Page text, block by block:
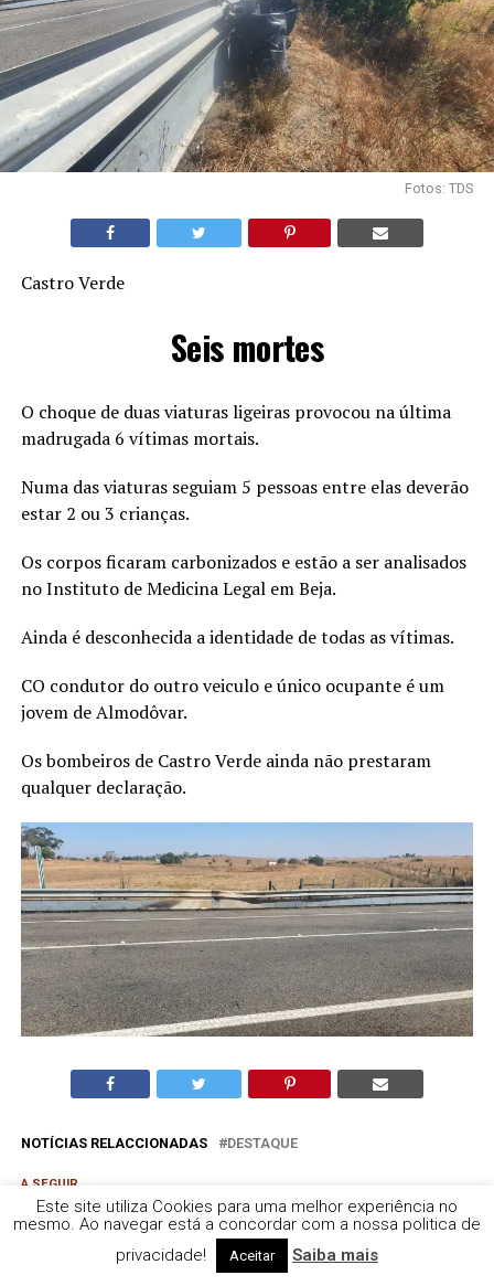
Fotos: TDS
Castro Verde
Seis mortes
O choque de duas viaturas ligeiras provocou na última
madrugada 6 vítimas mortais.
Numa das viaturas seguiam 5 pessoas entre elas deverão
estar 2 ou 3 crianças.
Os corpos ficaram carbonizados e estão a ser analisados
no Instituto de Medicina Legal em Beja.
Ainda é desconhecida a identidade de todas as vítimas.
CO condutor do outro veiculo e único ocupante é um
jovem de Almodôvar.
Os bombeiros de Castro Verde ainda não prestaram
qualquer declaração.
NOTÍCIAS RELACCIONADAS DESTAQUE
A SEGUIR
Mourão de luto pela morte de 4 pessoas do concelho.
Detido por violência doméstica em Ponte de Sor.
Este site utiliza Cookies para uma melhor experiência no
mesmo. Ao navegar está a concordar com a nossa politica de
privacidade!
Aceitar Saiba mais